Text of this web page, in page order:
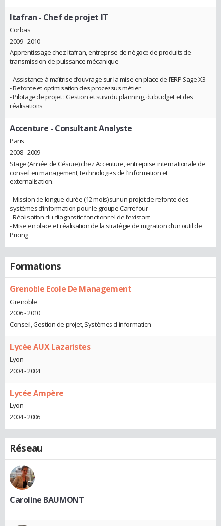
Itafran - Chef de projet IT
Corbas
2009 - 2010
Apprentissage chez Itafran, entreprise de négoce de produits de
transmission de puissance mécanique
- Assistance à maîtrise d’ouvrage sur la mise en place de l’ERP Sage X3
- Refonte et optimisation des processus métier
- Pilotage de projet : Gestion et suivi du planning, du budget et des
réalisations
Accenture - Consultant Analyste
Paris
2008 - 2009
Stage (Année de Césure) chez Accenture, entreprise internationale de
conseil en management, technologies de l’information et
externalisation.
- Mission de longue durée (12 mois) sur un projet de refonte des
systèmes d’information pour le groupe Carrefour
- Réalisation du diagnostic fonctionnel de l’existant
- Mise en place et réalisation de la stratégie de migration d’un outil de
Pricing
Formations
Grenoble Ecole De Management
Grenoble
2006 - 2010
Conseil, Gestion de projet, Systèmes d'information
Lycée AUX Lazaristes
Lyon
2004 - 2004
Lycée Ampère
Lyon
2004 - 2006
Réseau
Caroline BAUMONT